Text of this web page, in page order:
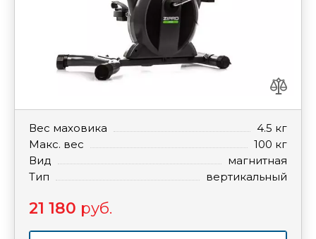
Вес маховика
4.5 кг
Макс. вес
100 кг
Вид
магнитная
Тип
вертикальный
21 180 руб.